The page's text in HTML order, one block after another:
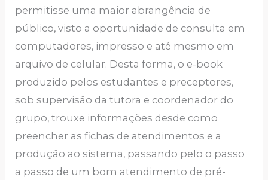
permitisse uma maior abrangência de
público, visto a oportunidade de consulta em
computadores, impresso e até mesmo em
arquivo de celular. Desta forma, o e-book
produzido pelos estudantes e preceptores,
sob supervisão da tutora e coordenador do
grupo, trouxe informações desde como
preencher as fichas de atendimentos e a
produção ao sistema, passando pelo o passo
a passo de um bom atendimento de pré-